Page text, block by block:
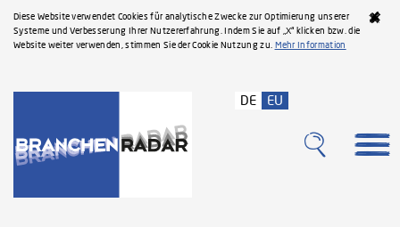
Diese Website verwendet Cookies für analytische Zwecke zur Optimierung unserer
Systeme und Verbesserung Ihrer Nutzererfahrung. Indem Sie auf „X“ klicken bzw. die
Website weiter verwenden, stimmen Sie der Cookie Nutzung zu. Mehr Information
DE EU